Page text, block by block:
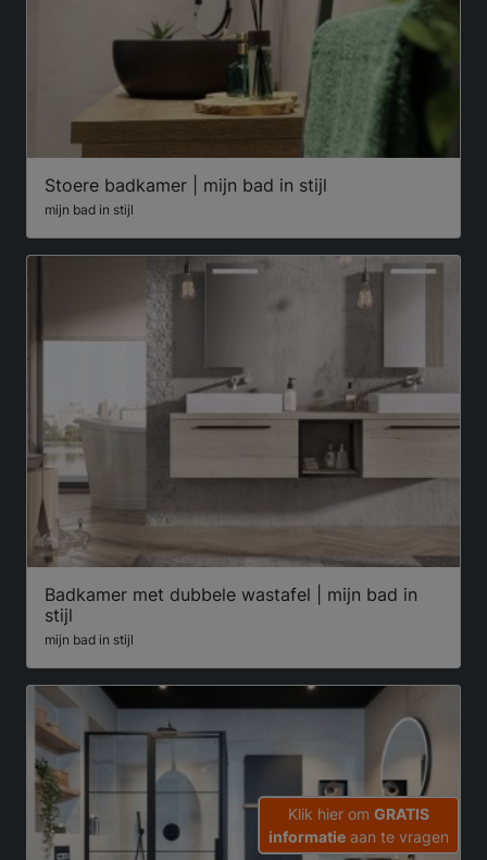
Stoere badkamer | mijn bad in stijl
mijn bad in stijl
Badkamer met dubbele wastafel | mijn bad in
stijl
mijn bad in stijl
Klik hier om GRATIS
informatie aan te vragen